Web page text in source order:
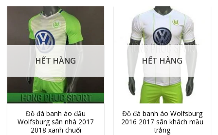
HẾT HÀNG
Đồ đá banh áo đấu
Wolfsburg sân nhà 2017
2018 xanh chuối
HẾT HÀNG
Đồ đá banh áo Wolfsburg
2016 2017 sân khách mầu
trắng